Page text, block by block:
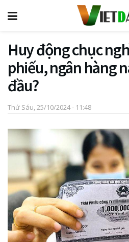
Huy động chục
phiếu, ngân hàng
đầu?
Thứ Sáu, 25/10/2024 - 11:48